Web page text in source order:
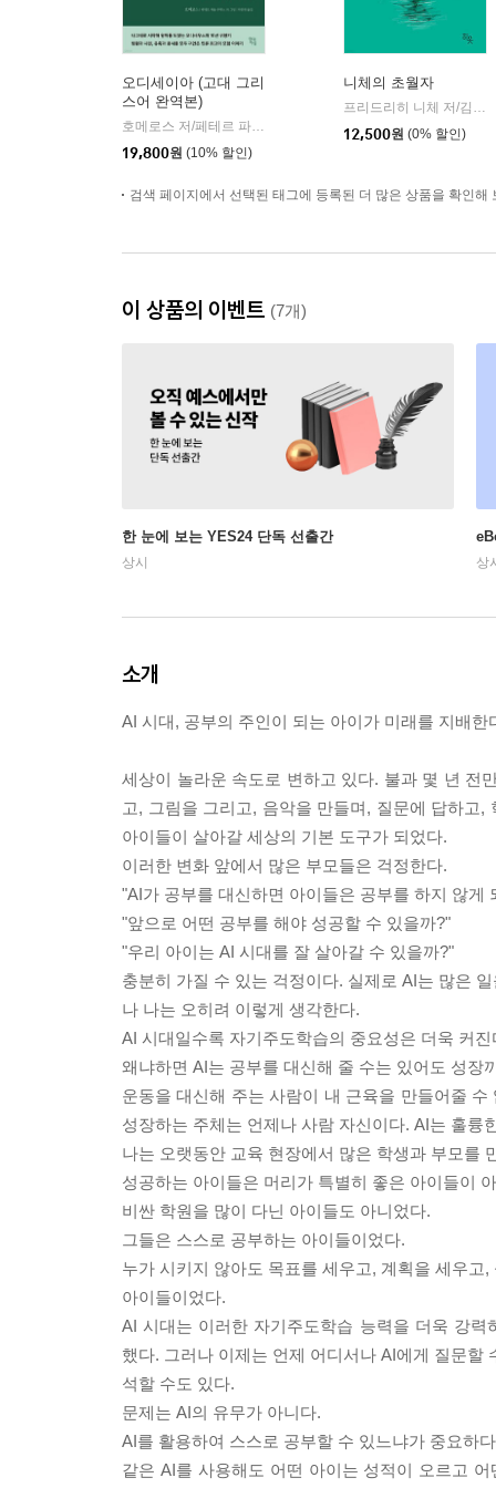
오디세이아 (고대 그리
스어 완역본)
| 현대지성
19,800원 (10% 할인)
니체의 초월자
12,500원 (0% 할인)
검색 페이지에서 선택된 태그에 등록된 더 많은 상품을 확인해
이 상품의 이벤트 (7개)
한 눈에 보는 YES24 단독 선출간
상시 상
소개
AI 시대, 공부의 주인이 되는 아이가 미래를 지배한
세상이 놀라운 속도로 변하고 있다. 불과 몇 년 전
고, 그림을 그리고, 음악을 만들며, 질문에 답하고
아이들이 살아갈 세상의 기본 도구가 되었다.
이러한 변화 앞에서 많은 부모들은 걱정한다.
"AI가 공부를 대신하면 아이들은 공부를 하지 않게
"앞으로 어떤 공부를 해야 성공할 수 있을까?"
"우리 아이는 AI 시대를 잘 살아갈 수 있을까?"
충분히 가질 수 있는 걱정이다. 실제로 AI는 많은
나 나는 오히려 이렇게 생각한다.
AI 시대일수록 자기주도학습의 중요성은 더욱 커진
왜냐하면 AI는 공부를 대신해 줄 수는 있어도 성장
운동을 대신해 주는 사람이 내 근육을 만들어줄
성장하는 주체는 언제나 사람 자신이다. AI는 훌
나는 오랫동안 교육 현장에서 많은 학생과 부모를
성공하는 아이들은 머리가 특별히 좋은 아이들이
비싼 학원을 많이 다닌 아이들도 아니었다.
그들은 스스로 공부하는 아이들이었다.
누가 시키지 않아도 목표를 세우고, 계획을 세우
아이들이었다.
AI 시대는 이러한 자기주도학습 능력을 더욱 강
했다. 그러나 이제는 언제 어디서나 AI에게 질문
석할 수도 있다.
문제는 AI의 유무가 아니다.
AI를 활용하여 스스로 공부할 수 있느냐가 중요하
같은 AI를 사용해도 어떤 아이는 성적이 오르고